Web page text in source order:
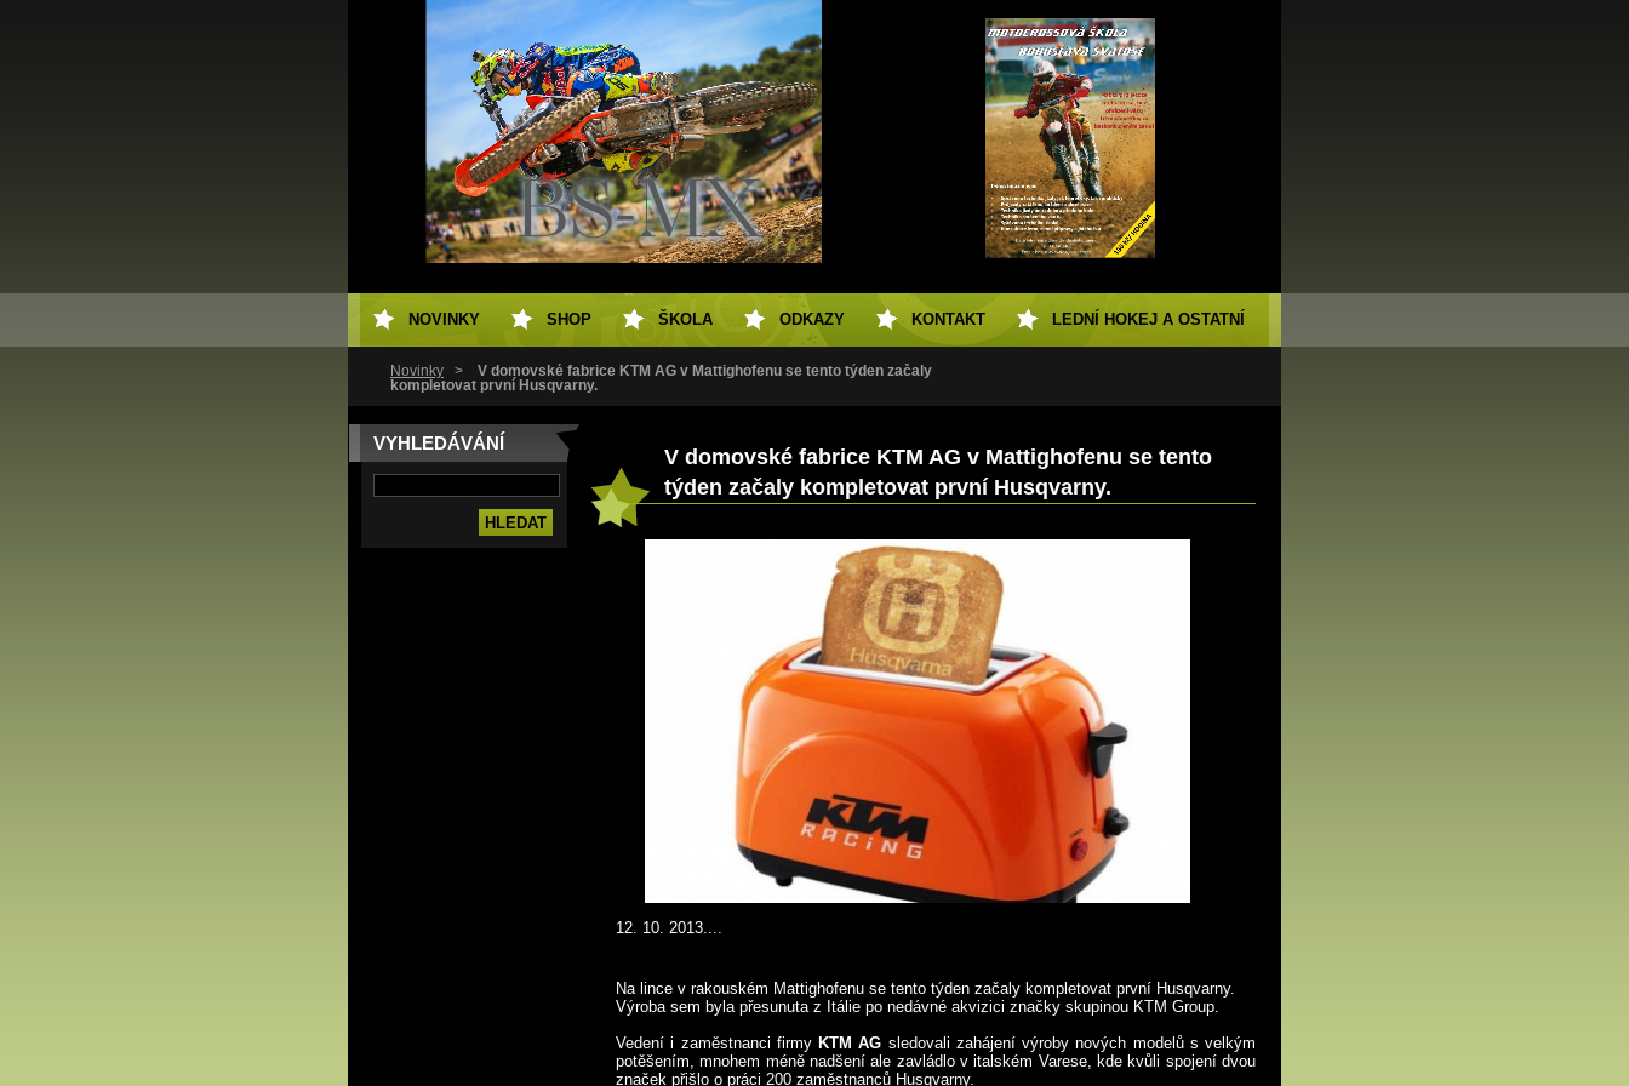
Novinky >
V domovské fabrice KTM AG v Mattighofenu se tento týden začaly
kompletovat první Husqvarny.
VYHLEDÁVÁNÍ
V domovské fabrice KTM AG v Mattighofenu se tento
týden začaly kompletovat první Husqvarny.
12. 10. 2013....
Na lince v rakouském Mattighofenu se tento týden začaly kompletovat první Husqvarny.
Výroba sem byla přesunuta z Itálie po nedávné akvizici značky skupinou KTM Group.
Vedení i zaměstnanci firmy KTM AG sledovali zahájení výroby nových modelů s velkým
potěšením, mnohem méně nadšení ale zavládlo v italském Varese, kde kvůli spojení dvou
značek přišlo o práci 200 zaměstnanců Husqvarny.
NOVINKY SHOP ŠKOLA ODKAZY KONTAKT LEDNÍ HOKEJ A OSTATNÍ